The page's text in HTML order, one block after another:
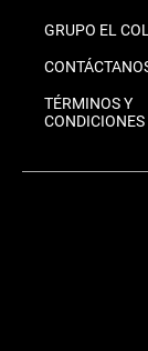
GRUPO EL
TÉRMINOS Y
CONDICIONES